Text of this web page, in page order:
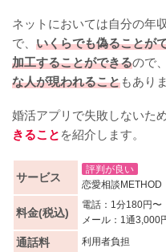
ネットにおいては自分の年
で、 いくらでも偽ることが
加工することができるので、
な人が現われることもあり
婚活アプリで失敗しないため
きること を紹介します。
サービス
評判が良い
恋愛相談METHOD
料金(税込)
電話：1分180円〜
メール：1通3,000
通話料 利用者負担